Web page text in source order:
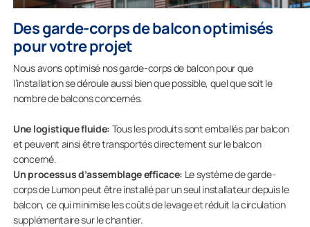
Des garde-corps de balcon optimisés
pour votre projet
Nous avons optimisé nos garde-corps de balcon pour que
l’installation se déroule aussi bien que possible, quel que soit le
nombre de balcons concernés.
Une logistique fluide: Tous les produits sont emballés par balcon
et peuvent ainsi être transportés directement sur le balcon
concerné.
Un processus d’assemblage efficace: Le système de garde-
corps de Lumon peut être installé par un seul installateur depuis le
balcon, ce qui minimise les coûts de levage et réduit la circulation
supplémentaire sur le chantier.